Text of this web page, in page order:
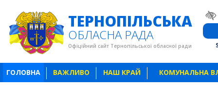
ТЕРНОПІЛЬСЬКА
ОБЛАСНА РАДА
Офіційний сайт Тернопільської обласної ради
ГОЛОВНА ВАЖЛИВО НАШ КРАЙ КОМУНАЛЬНА